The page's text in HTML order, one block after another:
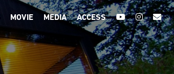
MOVIE MEDIA ACCESS